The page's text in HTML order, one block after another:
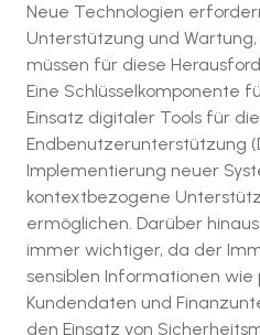
Neue Technologien
Unterstützung und
müssen für diese
Eine Schlüsselkomponente
Einsatz digitaler Tools für die
Endbenutzerunterstützung
Implementierung neuer
kontextbezogene
ermöglichen. Darüber
immer wichtiger, da der
sensiblen Informationen wie
Kundendaten und
den Einsatz von